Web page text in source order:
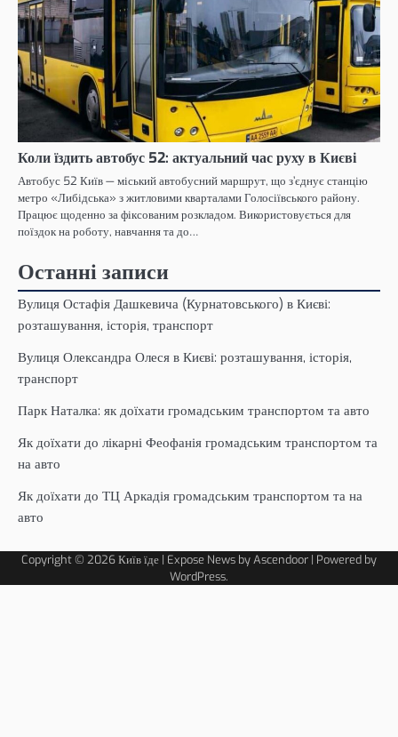
Коли їздить автобус 52: актуальний час руху в Києві
Автобус 52 Київ — міський автобусний маршрут, що з’єднує станцію
метро «Либідська» з житловими кварталами Голосіївського району.
Працює щоденно за фіксованим розкладом. Використовується для
поїздок на роботу, навчання та до…
Останні записи
Вулиця Остафія Дашкевича (Курнатовського) в Києві:
розташування, історія, транспорт
Вулиця Олександра Олеся в Києві: розташування, історія,
транспорт
Парк Наталка: як доїхати громадським транспортом та авто
Як доїхати до лікарні Феофанія громадським транспортом та
на авто
Як доїхати до ТЦ Аркадія громадським транспортом та на
авто
Copyright © 2026Київ їде | Expose News byAscendoor | Powered by
WordPress.